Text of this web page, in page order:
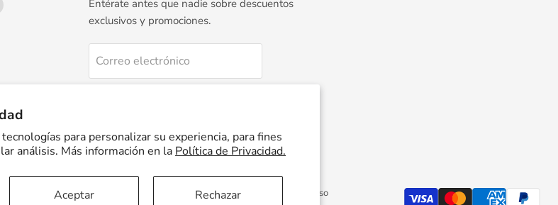
para personalizar su experiencia, para fines
análisis. Más información en la Política de Privacidad.
Aceptar Rechazar
Entérate antes que nadie sobre descuentos
exclusivos y promociones.
Correo electrónico
Preguntas Frecuentes Términos del servicio Política de reembolso